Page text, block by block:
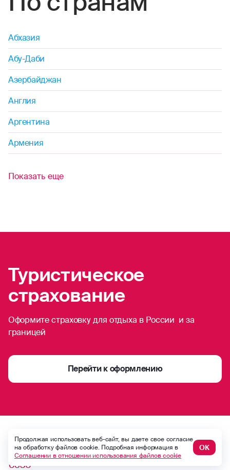
Абхазия
Абу-Даби
Азербайджан
Англия
Аргентина
Армения
Показать еще
Туристическое
страхование
Оформите страховку для отдыха в России и за
границей
Перейти к оформлению
8 (495) 926-99-77
Для звонков из-за границы
0530
Продолжая использовать веб-сайт, вы даете свое согласие
на обработку файлов cookie. Подробная информация в
Соглашении в отношении использования файлов cookie
ОК